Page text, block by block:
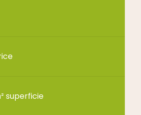
superficie